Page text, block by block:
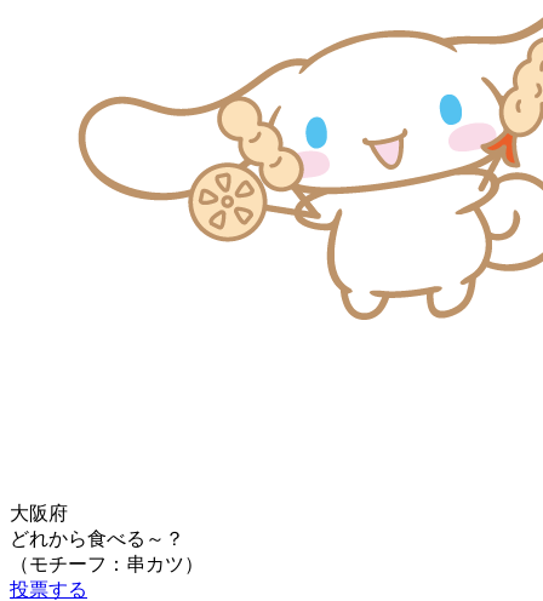
大阪府
どれから食べる～？
（モチーフ：串カツ）
投票する